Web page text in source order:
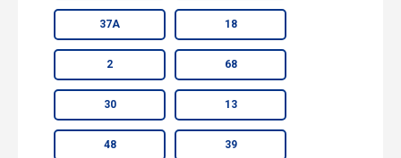
37А 18
2 68
30 13
48 39